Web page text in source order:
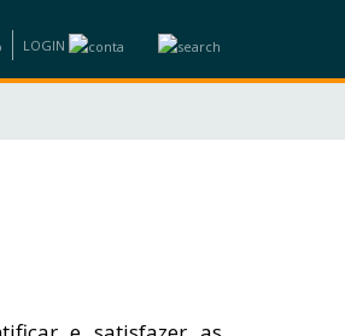
LOGIN